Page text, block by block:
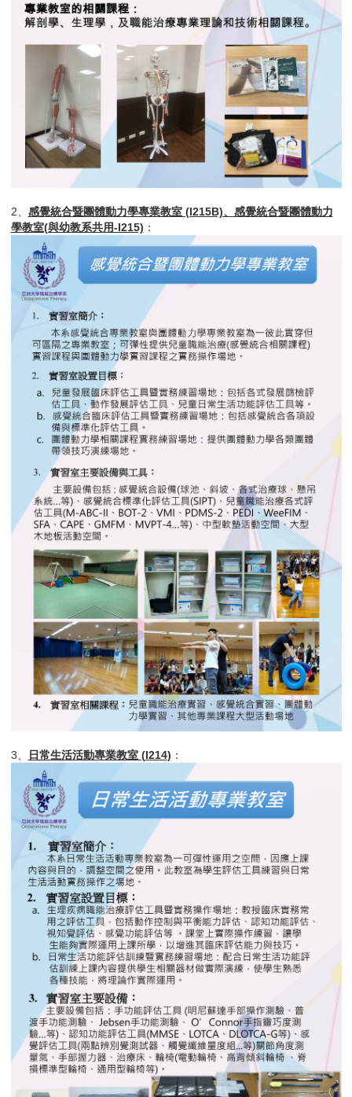
2、 感覺統合暨團體動力學專業教室 (I215B)、感覺統合暨團體動力
學教室(與幼教系共用-I215) ：
3、 日常生活活動專業教室 (I214) ：